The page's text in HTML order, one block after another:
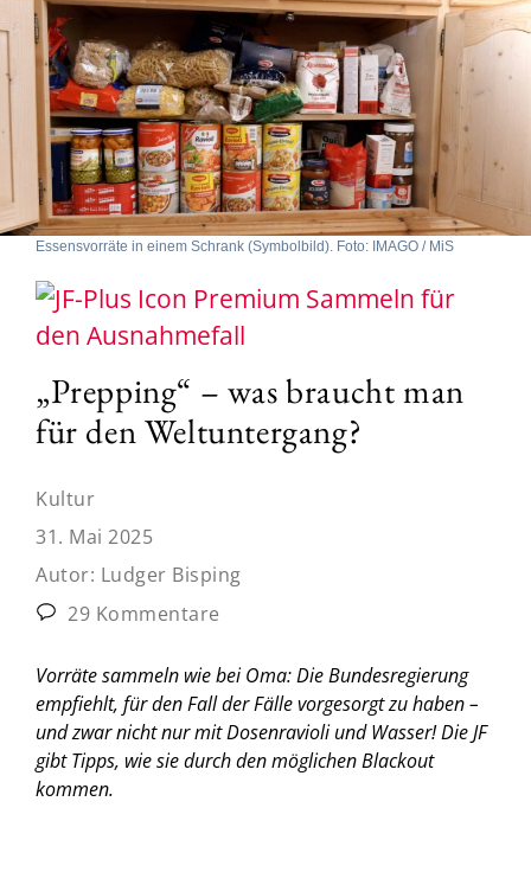
Essensvorräte in einem Schrank (Symbolbild). Foto: IMAGO / MiS
Sammeln für
den Ausnahmefall
„Prepping“ – was braucht man
für den Weltuntergang?
Kultur
31. Mai 2025
Autor: Ludger Bisping
29 Kommentare
Vorräte sammeln wie bei Oma: Die Bundesregierung
empfiehlt, für den Fall der Fälle vorgesorgt zu haben –
und zwar nicht nur mit Dosenravioli und Wasser! Die JF
gibt Tipps, wie sie durch den möglichen Blackout
kommen.